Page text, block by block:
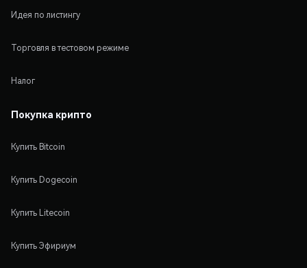
Идея по листингу
Торговля в тестовом режиме
Налог
Покупка крипто
Купить Bitcoin
Купить Dogecoin
Купить Litecoin
Купить Эфириум